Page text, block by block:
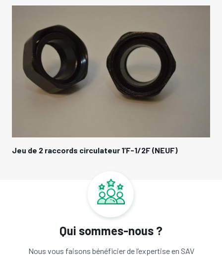
Jeu de 2 raccords circulateur 1’F-1/2F (NEUF)
Qui sommes-nous ?
Nous vous faisons bénéficier de l’expertise en SAV